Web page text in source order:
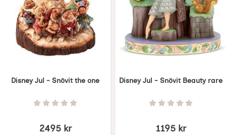
Disney Jul - Snövit the one
Art. nr 7486 Betyg: 0 Stjärnor av 5
2495 kr
Disney Jul - Snövit Beauty rare
Art. nr 7496 Betyg: 0 Stjärnor
1195 kr